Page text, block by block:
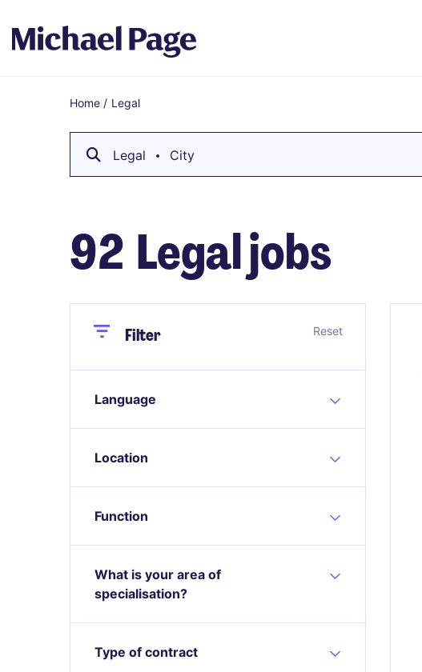
Breadcrumb
Home / Legal
Legal City
92 Legal jobs
CloseFilter Reset
Language
Location
Function
What is your area of
specialisation?
Type of contract